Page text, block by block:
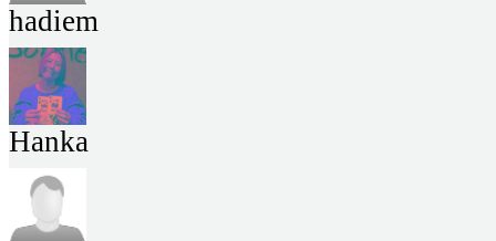
hadiem
Hanka